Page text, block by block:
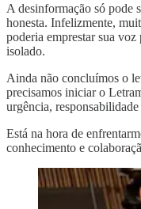
A desinformação só pode
honesta. Infelizmente,
poderia emprestar sua voz
isolado.
Ainda não concluímos o
precisamos iniciar o
urgência,
Está na hora de
conhecimento e